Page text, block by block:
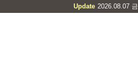
Update 2026.08.07 금